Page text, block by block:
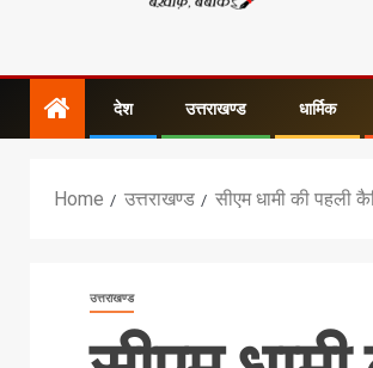
देश उत्तराखण्ड धार्मिक
Home उत्तराखण्ड सीएम धामी की पहली
उत्तराखण्ड